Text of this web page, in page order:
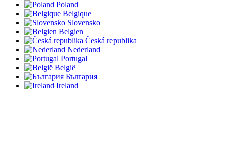
Poland
Belgique
Slovensko
Belgien
Česká republika
Nederland
Portugal
België
България
Ireland